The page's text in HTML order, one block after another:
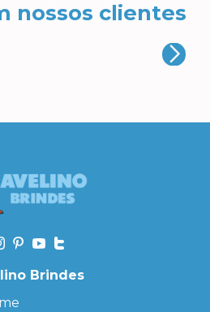
nossos clientes
Brindes